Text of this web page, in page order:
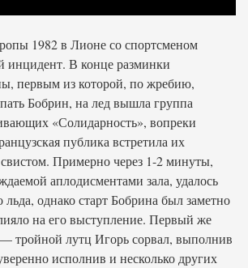
1982 в Лионе со спортсменом
инцидент. В конце разминки
первым из которой, по жребию,
Бобрин, на лед вышла группа
«Солидарность», вопреки
публика встретила их
Примерно через 1-2 минуты,
аплодисментами зала, удалось
однако старт Бобрина был заметно
на его выступление. Первый же
лутц Игорь сорвал, выполнив
исполнив и несколько других